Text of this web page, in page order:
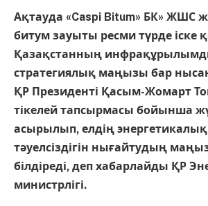
Ақтауда «Caspi Bitum» БК» ЖШС
битум зауыты ресми түрде іске
Қазақстанның
стратегиялық маңызы бар
ҚР Президенті Қасым-Жомарт
тікелей тапсырмасы бойынша
асырылып, елдің
тәуелсіздігін нығайтудың
білдіреді, деп хабарлайды ҚР
министрлігі.